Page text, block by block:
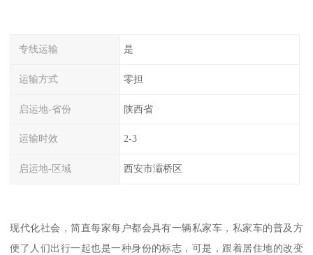
专线运输 是
运输方式 零担
启运地-省份 陕西省
运输时效 2-3
启运地-区域 西安市灞桥区
现代化社会，简直每家每户都会具有一辆私家车，私家车的普及方
便了人们出行一起也是一种身份的标志，可是，跟着居住地的改变